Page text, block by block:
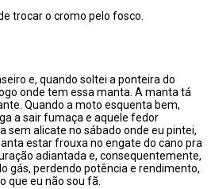
trocar o cromo pelo fosco.
e, quando soltei a ponteira do
onde tem essa manta. A manta tá
Quando a moto esquenta bem,
a sair fumaça e aquele fedor
sem alicate no sábado onde eu pintei,
estar frouxa no engate do cano pra
adiantada e, consequentemente,
gás, perdendo potência e rendimento,
que eu não sou fã.